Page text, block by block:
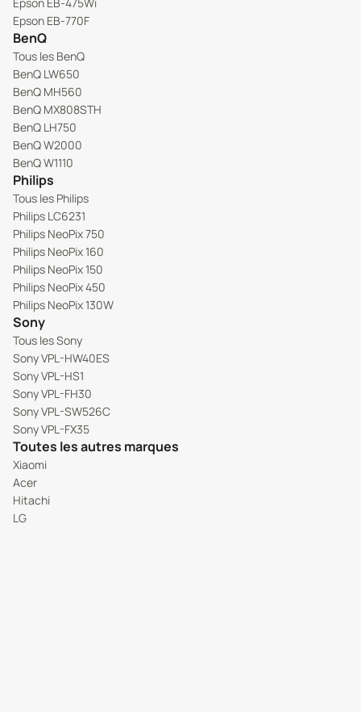
Epson EB-770F
BenQ
Tous les BenQ
BenQ LW650
BenQ MH560
BenQ MX808STH
BenQ LH750
BenQ W2000
BenQ W1110
Philips
Tous les Philips
Philips LC6231
Philips NeoPix 750
Philips NeoPix 160
Philips NeoPix 150
Philips NeoPix 450
Philips NeoPix 130W
Sony
Tous les Sony
Sony VPL-HW40ES
Sony VPL-HS1
Sony VPL-FH30
Sony VPL-SW526C
Sony VPL-FX35
Toutes les autres marques
Xiaomi
Acer
Hitachi
LG